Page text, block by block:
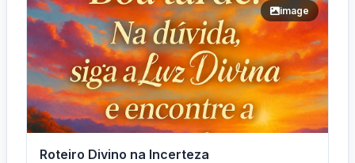
image
Roteiro Divino na Incerteza